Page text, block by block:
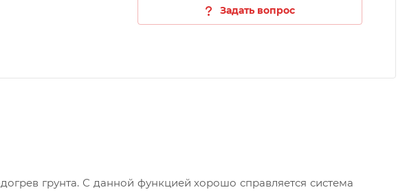
Задать вопрос
грунта. С данной функцией хорошо справляется система